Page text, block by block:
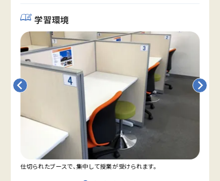
学習環境
仕切られたブースで、集中して授業が受けられます。